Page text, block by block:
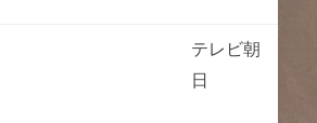
テレビ朝
日